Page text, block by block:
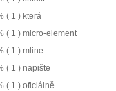
( 1 ) která
( 1 ) micro-element
( 1 ) mline
( 1 ) napište
( 1 ) oficiálně